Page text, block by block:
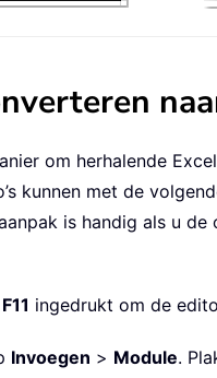
om herhalende
kunnen met de
is handig als u
ingedrukt om de
Invoegen > Module.